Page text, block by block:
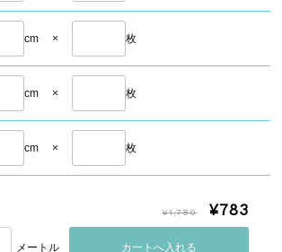
cm × 枚
cm × 枚
cm × 枚
¥1,780 ¥783
メートル